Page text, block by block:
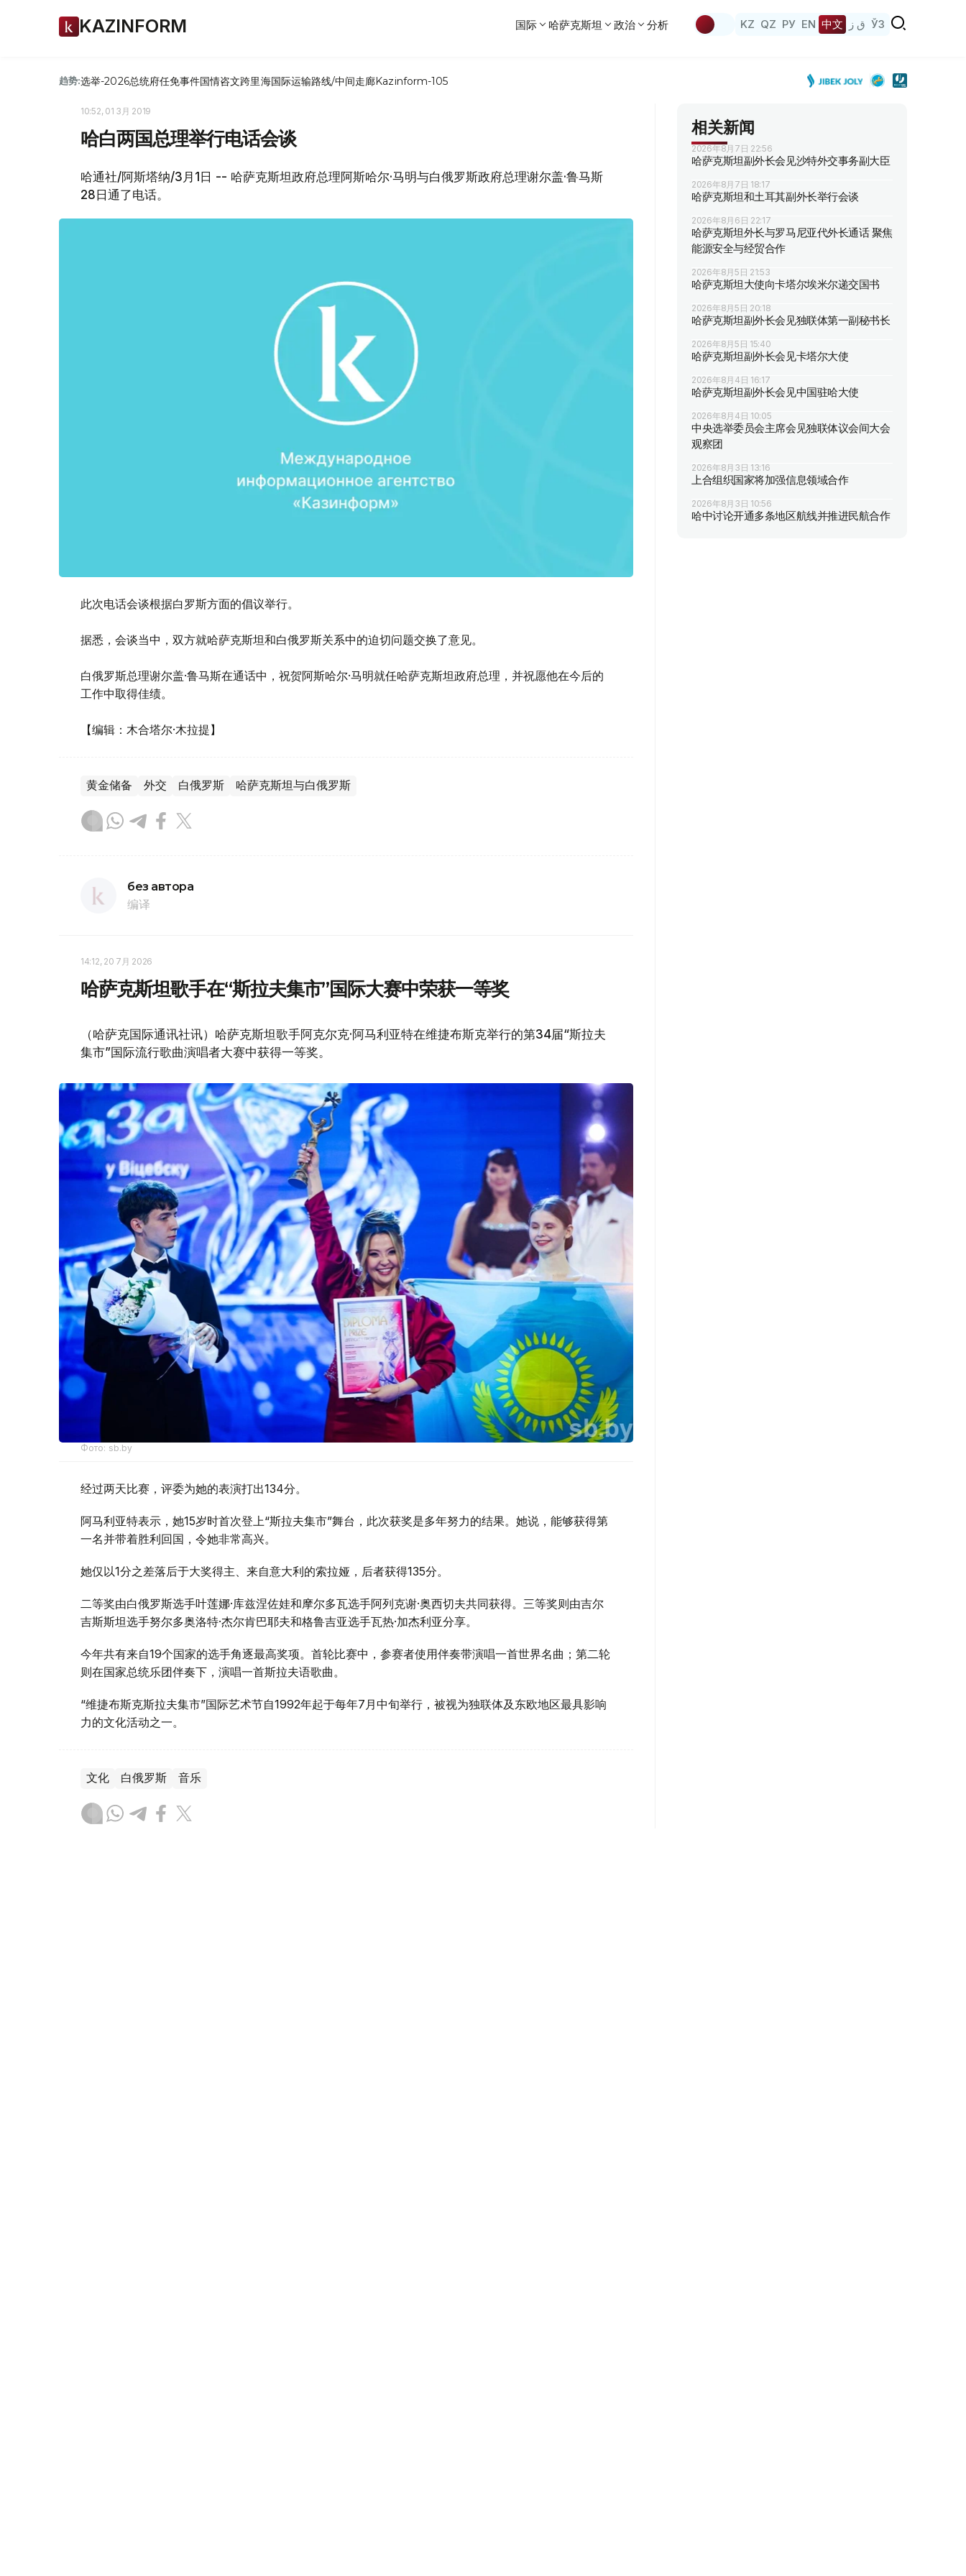
KAZINFORM 国际 哈萨克斯坦 政治 分析 KZ QZ РУ EN 中文 ق ز ЎЗ
趋势:选举-2026总统府任免事件国情咨文跨里海国际运输路线/中间走廊Kazinform-105
10:52, 01 3月 2019
哈白两国总理举行电话会谈
哈通社/阿斯塔纳/3月1日 -- 哈萨克斯坦政府总理阿斯哈尔·马明与白俄罗斯政府总理谢尔盖·鲁马斯
28日通了电话。
此次电话会谈根据白罗斯方面的倡议举行。
据悉，会谈当中，双方就哈萨克斯坦和白俄罗斯关系中的迫切问题交换了意见。
白俄罗斯总理谢尔盖·鲁马斯在通话中，祝贺阿斯哈尔·马明就任哈萨克斯坦政府总理，并祝愿他在今后的
工作中取得佳绩。
【编辑：木合塔尔·木拉提】
黄金储备 外交 白俄罗斯 哈萨克斯坦与白俄罗斯
без автора
编译
14:12, 20 7月 2026
哈萨克斯坦歌手在“斯拉夫集市”国际大赛中荣获一等奖
（哈萨克国际通讯社讯）哈萨克斯坦歌手阿克尔克·阿马利亚特在维捷布斯克举行的第34届“斯拉夫
集市”国际流行歌曲演唱者大赛中获得一等奖。
Фото: sb.by
经过两天比赛，评委为她的表演打出134分。
阿马利亚特表示，她15岁时首次登上“斯拉夫集市”舞台，此次获奖是多年努力的结果。她说，能够获得第
一名并带着胜利回国，令她非常高兴。
她仅以1分之差落后于大奖得主、来自意大利的索拉娅，后者获得135分。
二等奖由白俄罗斯选手叶莲娜·库兹涅佐娃和摩尔多瓦选手阿列克谢·奥西切夫共同获得。三等奖则由吉尔
吉斯斯坦选手努尔多奥洛特·杰尔肯巴耶夫和格鲁吉亚选手瓦热·加杰利亚分享。
今年共有来自19个国家的选手角逐最高奖项。首轮比赛中，参赛者使用伴奏带演唱一首世界名曲；第二轮
则在国家总统乐团伴奏下，演唱一首斯拉夫语歌曲。
“维捷布斯克斯拉夫集市”国际艺术节自1992年起于每年7月中旬举行，被视为独联体及东欧地区最具影响
力的文化活动之一。
文化 白俄罗斯 音乐
相关新闻
2026年8月7日 22:56
哈萨克斯坦副外长会见沙特外交事务副大臣
2026年8月7日 18:17
哈萨克斯坦和土耳其副外长举行会谈
2026年8月6日 22:17
哈萨克斯坦外长与罗马尼亚代外长通话 聚焦
能源安全与经贸合作
2026年8月5日 21:53
哈萨克斯坦大使向卡塔尔埃米尔递交国书
2026年8月5日 20:18
哈萨克斯坦副外长会见独联体第一副秘书长
2026年8月5日 15:40
哈萨克斯坦副外长会见卡塔尔大使
2026年8月4日 16:17
哈萨克斯坦副外长会见中国驻哈大使
2026年8月4日 10:05
中央选举委员会主席会见独联体议会间大会
观察团
2026年8月3日 13:16
上合组织国家将加强信息领域合作
2026年8月3日 10:56
哈中讨论开通多条地区航线并推进民航合作